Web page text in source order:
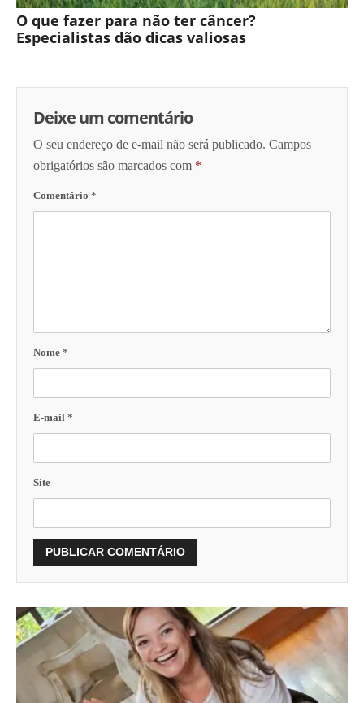
O que fazer para não ter câncer?
Especialistas dão dicas valiosas
Deixe um comentário
O seu endereço de e-mail não será publicado. Campos
obrigatórios são marcados com *
Comentário *
Nome *
E-mail *
Site